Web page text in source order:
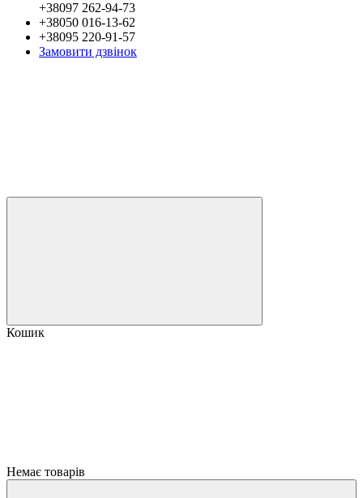
+38097 262-94-73
+38050 016-13-62
+38095 220-91-57
Замовити дзвінок
Кошик
Немає товарів